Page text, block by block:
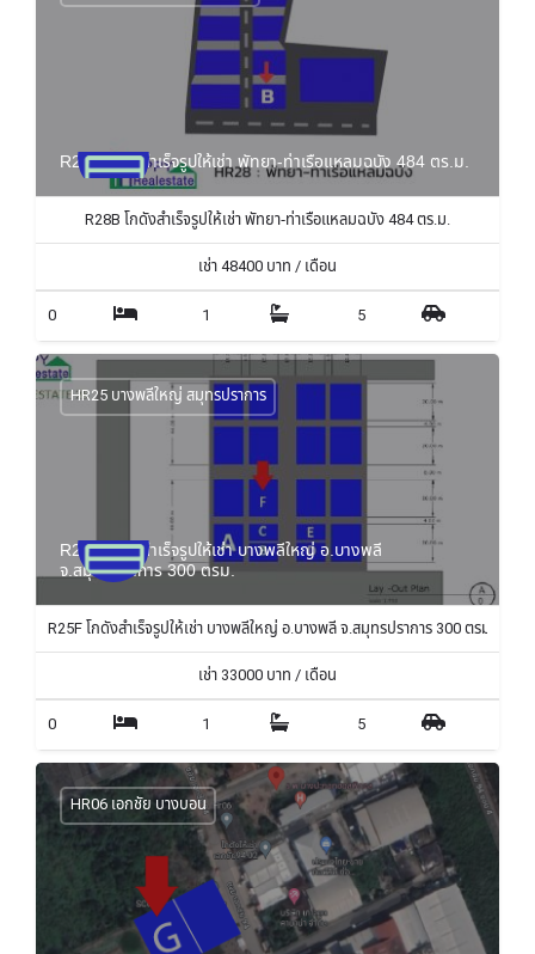
R28B โกดังสำเร็จรูปให้เช่า พัทยา-ท่าเรือแหลมฉบัง 484 ตร.ม.
R28B โกดังสำเร็จรูปให้เช่า พัทยา-ท่าเรือแหลมฉบัง 484 ตร.ม.
เช่า48400 บาท / เดือน
0 1 5
R25F โกดังสำเร็จรูปให้เช่า บางพลีใหญ่ อ.บางพลี
จ.สมุทรปราการ 300 ตรม.
HR25 บางพลีใหญ่ สมุทรปราการ
R25F โกดังสำเร็จรูปให้เช่า บางพลีใหญ่ อ.บางพลี จ.สมุทรปราการ 300 ตรม.
เช่า 33000 บาท / เดือน
0 1 5
HR06 เอกชัย บางบอน